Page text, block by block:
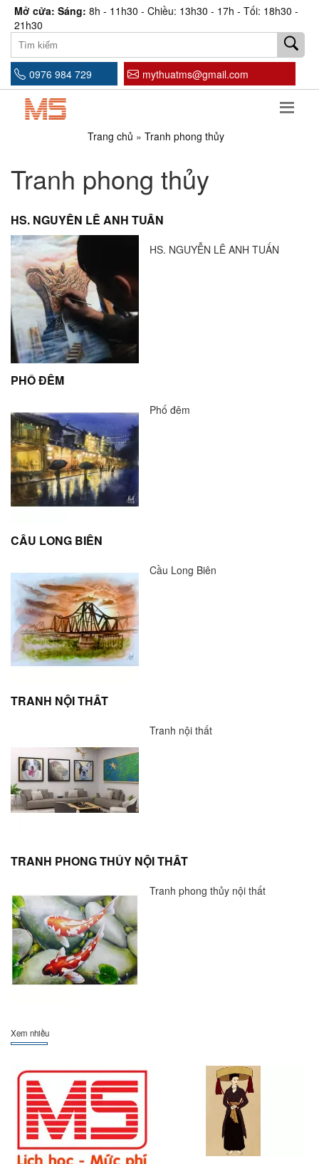
Mở cửa: Sáng: 8h - 11h30 - Chiều: 13h30 - 17h - Tối: 18h30 -
21h30
0976 984 729 mythuatms@gmail.com
Trang chủ » Tranh phong thủy
Tranh phong thủy
HS. NGUYỄN LÊ ANH TUẤN
HS. NGUYỄN LÊ ANH TUẤN
PHỐ ĐÊM
Phố đêm
CẦU LONG BIÊN
Cầu Long Biên
TRANH NỘI THẤT
Tranh nội thất
TRANH PHONG THỦY NỘI THẤT
Tranh phong thủy nội thất
Xem nhiều